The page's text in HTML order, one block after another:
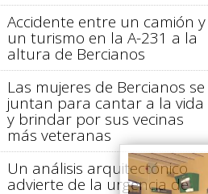
Accidente entre un camión y
un turismo en la A-231 a la
altura de Bercianos
Las mujeres de Bercianos se
juntan para cantar a la vida
y brindar por sus vecinas
más veteranas
Un análisis arquitectónico
advierte de la urgencia de